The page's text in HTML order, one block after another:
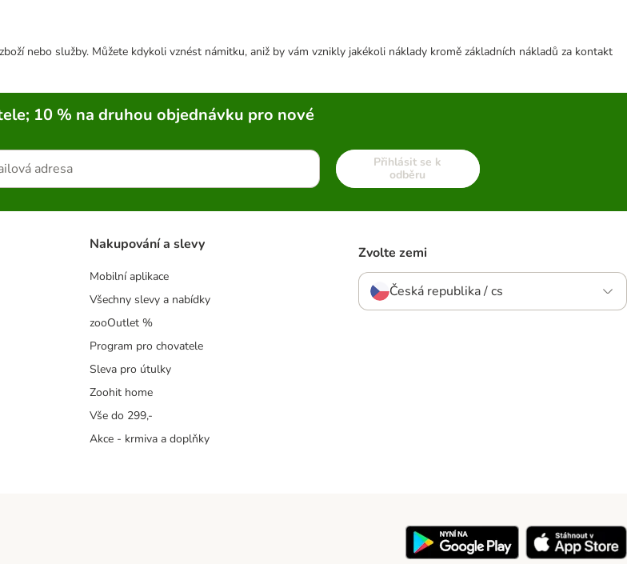
nebo služby. Můžete kdykoli vznést námitku, aniž by vám vznikly jakékoli náklady kromě základních nákladů za kontakt
10 % na druhou objednávku pro nové
Přihlásit se k
odběru
Nakupování a slevy
Mobilní aplikace
Všechny slevy a nabídky
zooOutlet %
Program pro chovatele
Sleva pro útulky
Zoohit home
Vše do 299,-
Akce - krmiva a doplňky
Zvolte zemi
Česká republika / cs